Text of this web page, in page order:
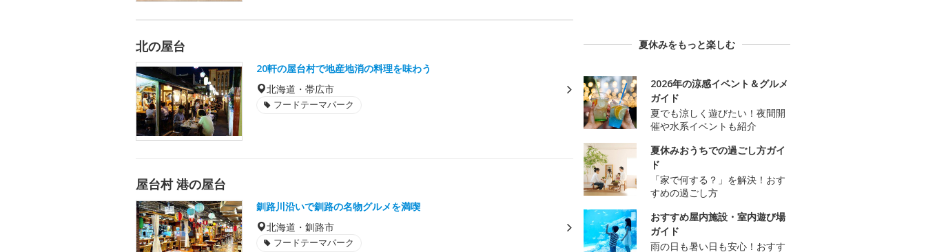
北の屋台
20軒の屋台村で地産地消の料理を味わう
北海道・帯広市
フードテーマパーク
屋台村 港の屋台
釧路川沿いで釧路の名物グルメを満喫
北海道・釧路市
フードテーマパーク
夏休みをもっと楽しむ
2026年の涼感イベント＆グルメ
ガイド
夏でも涼しく遊びたい！夜間開
催や水系イベントも紹介
夏休みおうちでの過ごし方ガイ
ド
「家で何する？」を解決！おす
すめの過ごし方
おすすめ屋内施設・室内遊び場
ガイド
雨の日も暑い日も安心！おすす